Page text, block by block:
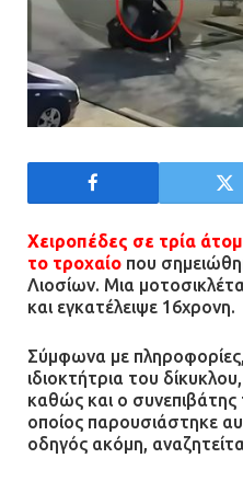
Χειροπέδες σε τρία
το τροχαίο που
Λιοσίων. Μια
και εγκατέλειψε 16χρονη.
Σύμφωνα με
ιδιοκτήτρια του
καθώς και ο συνεπιβάτης
οποίος παρουσιάστηκε
οδηγός ακόμη,